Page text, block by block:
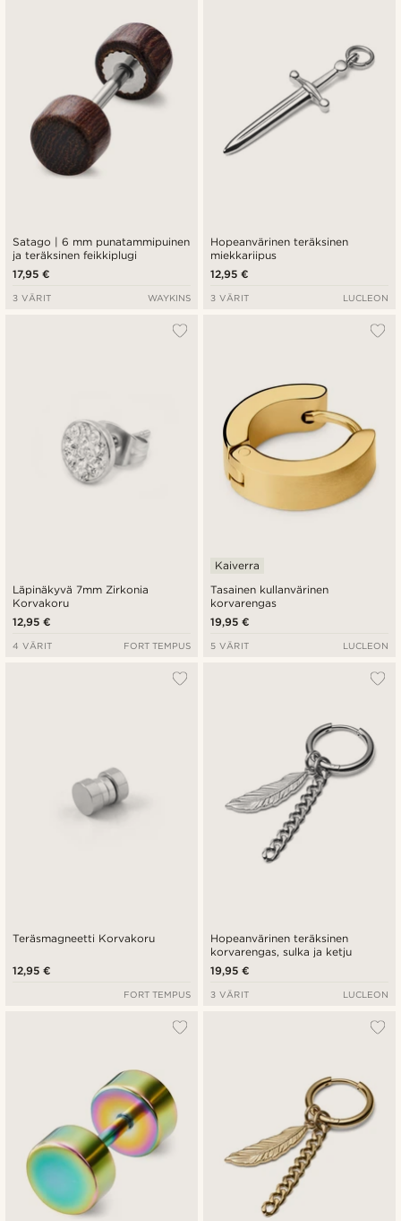
Satago | 6 mm punatammipuinen
ja teräksinen feikkiplugi
17,95 €
3 VÄRIT WAYKINS
Hopeanvärinen teräksinen
miekkariipus
12,95 €
3 VÄRIT LUCLEON
Läpinäkyvä 7mm Zirkonia
Korvakoru
12,95 €
4 VÄRIT FORT TEMPUS
Tasainen kullanvärinen
korvarengas
Kaiverra
19,95 €
5 VÄRIT LUCLEON
Teräsmagneetti Korvakoru
12,95 €
FORT TEMPUS
Hopeanvärinen teräksinen
korvarengas, sulka ja ketju
19,95 €
3 VÄRIT LUCLEON